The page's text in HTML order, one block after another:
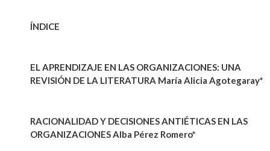
ÍNDICE
EL APRENDIZAJE EN LAS ORGANIZACIONES: UNA
REVISIÓN DE LA LITERATURA María Alicia Agotegaray*
RACIONALIDAD Y DECISIONES ANTIÉTICAS EN LAS
ORGANIZACIONES Alba Pérez Romero*